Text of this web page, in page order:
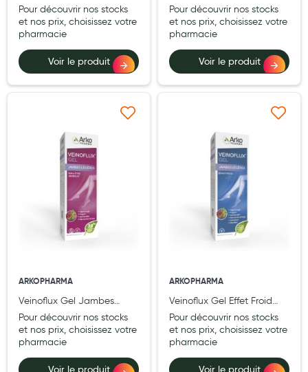
Premiers soins
Pansements
Nutrition clinique
Solaire et moustique
Piqûres insectes
Contactologie
Accessoires pieds et semelles
Soins ORL
5 ml (Juniperus communis)
Pour découvrir nos stocks
et nos prix, choisissez votre
pharmacie
Voir le produit
mg 180 gélules
Pour découvrir nos stocks
et nos prix, choisissez votre
pharmacie
Voir le produit
ARKOPHARMA
Veinoflux Gel Jambes
Légères 150 ml
Pour découvrir nos stocks
et nos prix, choisissez votre
pharmacie
Voir le produit
Ajouter à ma liste d’envie
ARKOPHARMA
Veinoflux Gel Effet Froid
150 ml
Pour découvrir nos stocks
et nos prix, choisissez votre
pharmacie
Voir le produit
Ajouter à ma liste